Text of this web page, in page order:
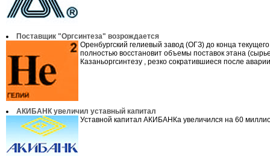
Поставщик "Оргсинтеза" возрождается
Оренбургский гелиевый завод (ОГЗ) до конца текущего
полностью восстановит объемы поставок этана
Казаньоргсинтезу , резко сократившиеся после
АКИБАНК увеличил уставный капитал
Уставной капитал АКИБАНКа увеличился на 60